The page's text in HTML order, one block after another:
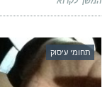
תחומי עיסוק